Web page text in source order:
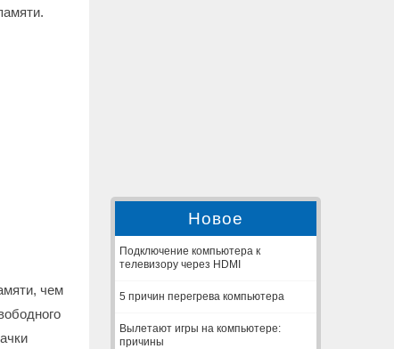
чем
Новое
Подключение компьютера к
телевизору через HDMI
5 причин перегрева компьютера
Вылетают игры на компьютере:
причины